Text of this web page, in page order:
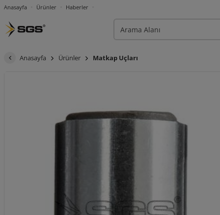
Anasayfa Ürünler Haberler
Anasayfa Ürünler Matkap Uçları